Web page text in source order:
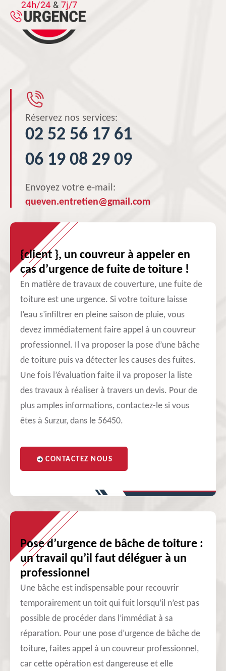
Réservez nos services:
02 52 56 17 61
06 19 08 29 09
Envoyez votre e-mail:
queven.entretien@gmail.com
{client }, un couvreur à appeler en
cas d’urgence de fuite de toiture !
En matière de travaux de couverture, une fuite de
toiture est une urgence. Si votre toiture laisse
l’eau s’infiltrer en pleine saison de pluie, vous
devez immédiatement faire appel à un couvreur
professionnel. Il va proposer la pose d’une bâche
de toiture puis va détecter les causes des fuites.
Une fois l’évaluation faite il va proposer la liste
des travaux à réaliser à travers un devis. Pour de
plus amples informations, contactez-le si vous
êtes à Surzur, dans le 56450.
CONTACTEZ NOUS
Pose d’urgence de bâche de toiture :
un travail qu’il faut déléguer à un
professionnel
Une bâche est indispensable pour recouvrir
temporairement un toit qui fuit lorsqu’il n’est pas
possible de procéder dans l’immédiat à sa
réparation. Pour une pose d’urgence de bâche de
toiture, faites appel à un couvreur professionnel,
car cette opération est dangereuse et elle